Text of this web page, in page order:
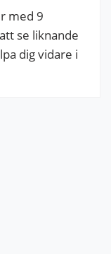
med 9
se liknande
dig vidare i